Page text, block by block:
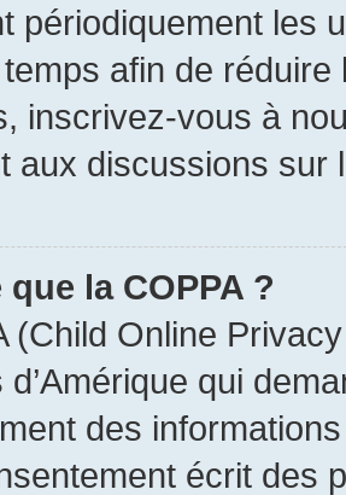
périodiquement les
afin de
inscrivez-vous à
aux discussions sur
que la COPPA ?
(Child Online
d’Amérique qui
des
écrit des